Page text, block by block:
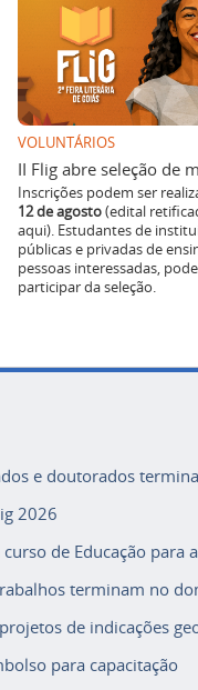
VOLUNTÁRIOS
II Flig abre seleção de
Inscrições podem ser
12 de agosto(edital
aqui). Estudantes de
públicas e privadas de
pessoas interessadas,
participar da seleção.
e doutorados
2026
de Educação para
terminam no
de indicações
para capacitação